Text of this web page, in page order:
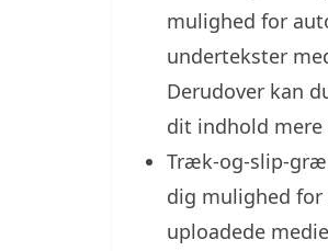
mulighed for
undertekster
Derudover kan
dit indhold
Træk-og-slip-
dig mulighed
uploadede